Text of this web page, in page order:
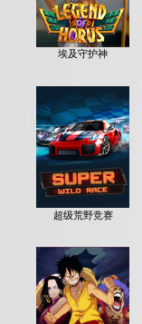
埃及守护神
超级荒野竞赛